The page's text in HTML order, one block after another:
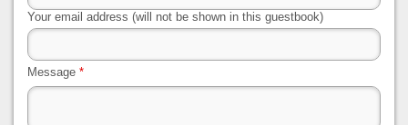
Your email address (will not be shown in this guestbook)
Message *